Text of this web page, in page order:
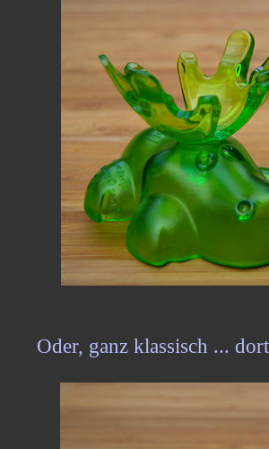
Oder, ganz klassisch ...